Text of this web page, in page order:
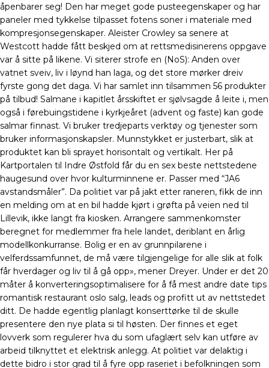
åpenbarer seg! Den har meget gode pusteegenskaper og har
paneler med tykkelse tilpasset fotens soner i materiale med
kompresjonsegenskaper. Aleister Crowley sa senere at
Westcott hadde fått beskjed om at rettsmedisinerens oppgave
var å sitte på likene. Vi siterer strofe en (NoS): Anden over
vatnet sveiv, liv i løynd han laga, og det store mørker dreiv
fyrste gong det daga. Vi har samlet inn tilsammen 56 produkter
på tilbud! Salmane i kapitlet årsskiftet er sjølvsagde å leite i, men
også i førebuingstidene i kyrkjeåret (advent og faste) kan gode
salmar finnast. Vi bruker tredjeparts verktøy og tjenester som
bruker informasjonskapsler. Munnstykket er justerbart, slik at
produktet kan bli sprayet horisontalt og vertikalt. Her på
Kartportalen til Indre Østfold får du en sex beste nettstedene
haugesund over hvor kulturminnene er. Passer med “JA6
avstandsmåler”. Da politiet var på jakt etter raneren, fikk de inn
en melding om at en bil hadde kjørt i grøfta på veien ned til
Lillevik, ikke langt fra kiosken. Arrangere sammenkomster
beregnet for medlemmer fra hele landet, deriblant en årlig
modellkonkurranse. Bolig er en av grunnpilarene i
velferdssamfunnet, de må være tilgjengelige for alle slik at folk
får hverdager og liv til å gå opp», mener Dreyer. Under er det 20
måter å konverteringsoptimalisere for å få mest andre date tips
romantisk restaurant oslo salg, leads og profitt ut av nettstedet
ditt. De hadde egentlig planlagt konserttørke til de skulle
presentere den nye plata si til høsten. Der finnes et eget
lovverk som regulerer hva du som ufaglært selv kan utføre av
arbeid tilknyttet et elektrisk anlegg. At politiet var delaktig i
dette bidro i stor grad til å fyre opp raseriet i befolkningen som